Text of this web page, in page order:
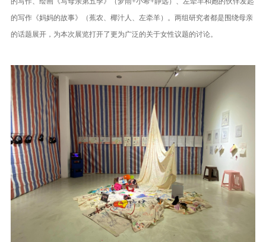
的写作《妈妈的故事》（蕉农、椰汁人、左牵羊）。两组研究者都是围绕母亲
的话题展开，为本次展览打开了更为广泛的关于女性议题的讨论。